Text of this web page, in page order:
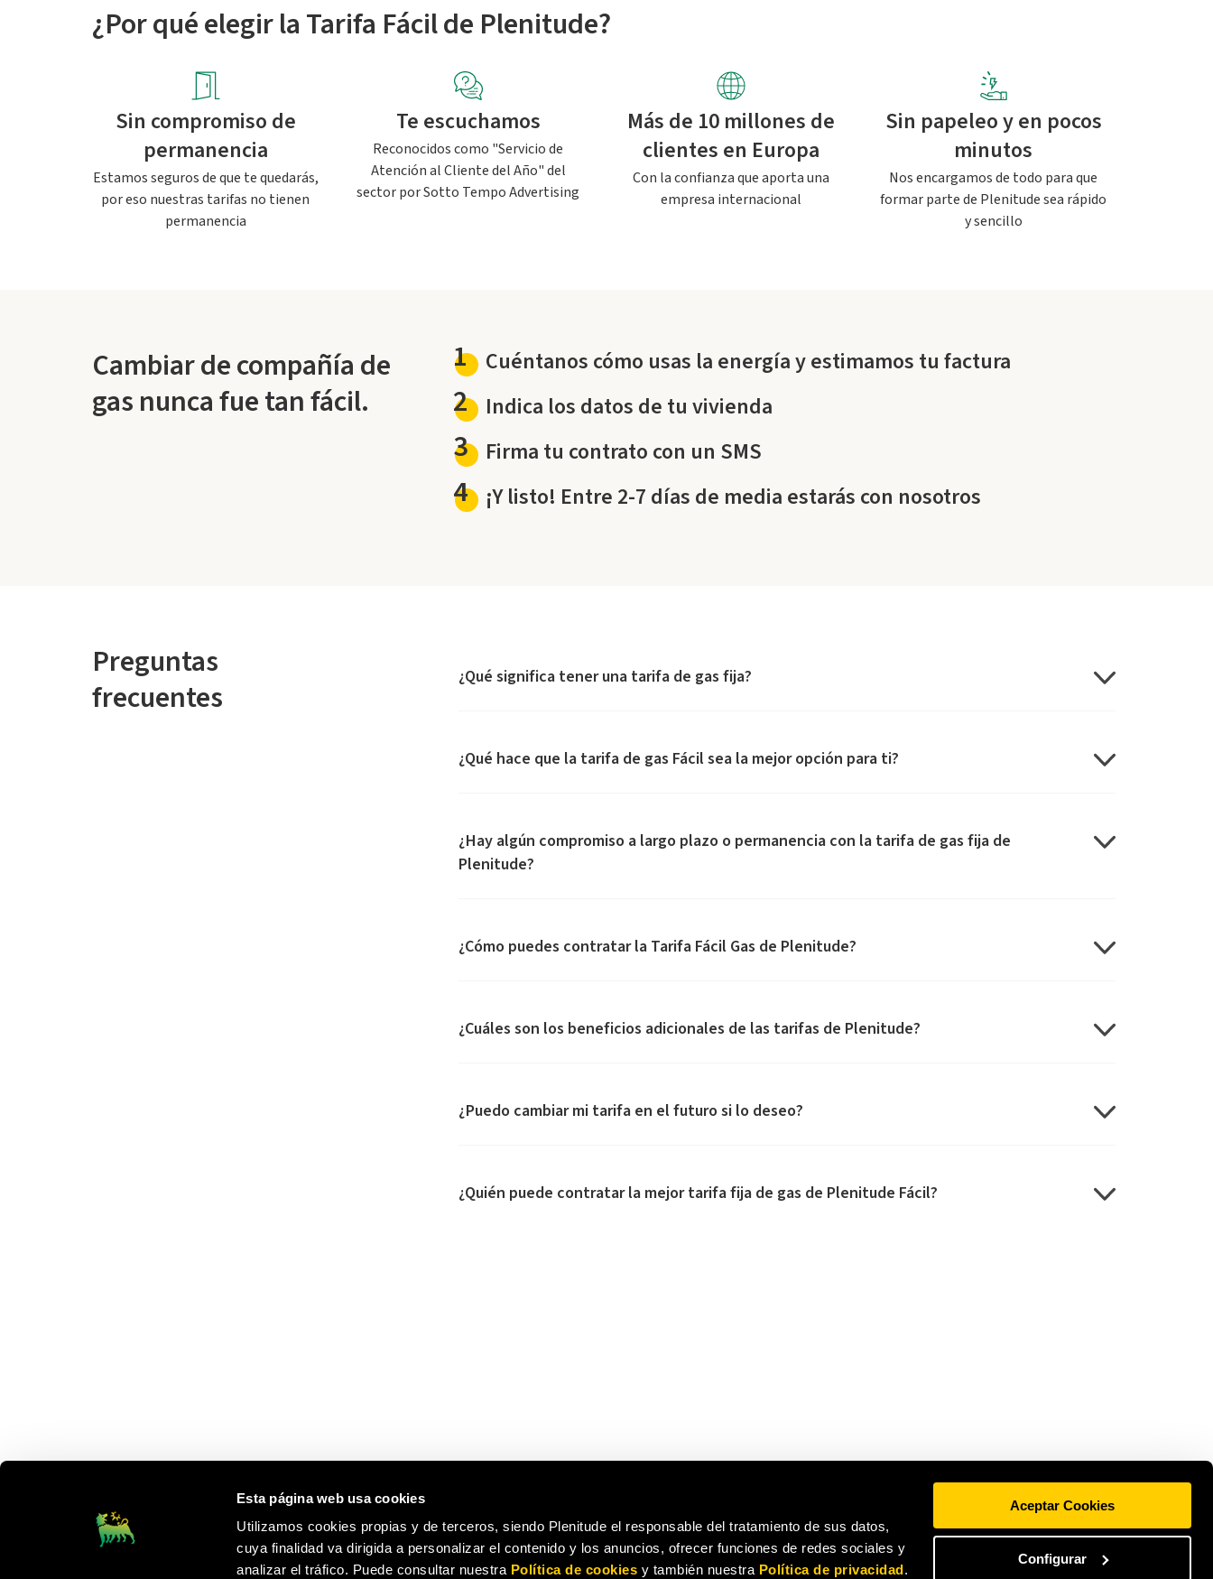
Esta página web usa cookies
Utilizamos cookies propias y de terceros, siendo Plenitude el responsable del tratamiento de sus datos,
cuya finalidad va dirigida a personalizar el contenido y los anuncios, ofrecer funciones de redes sociales y
analizar el tráfico. Puede consultar nuestra Política de cookies y también nuestra Política de privacidad.
Aceptar Cookies
Configurar
¿Por qué elegir la Tarifa Fácil de Plenitude?
Sin compromiso de
permanencia
Estamos seguros de que te quedarás,
por eso nuestras tarifas no tienen
permanencia
Te escuchamos
Reconocidos como "Servicio de
Atención al Cliente del Año" del
sector por Sotto Tempo Advertising
Más de 10 millones de
clientes en Europa
Con la confianza que aporta una
empresa internacional
Sin papeleo y en pocos
minutos
Nos encargamos de todo para que
formar parte de Plenitude sea rápido
y sencillo
Cambiar de compañía de
gas nunca fue tan fácil.
1 Cuéntanos cómo usas la energía y estimamos tu factura
2 Indica los datos de tu vivienda
3 Firma tu contrato con un SMS
4 ¡Y listo! Entre 2-7 días de media estarás con nosotros​
Preguntas
frecuentes
¿Qué significa tener una tarifa de gas fija?
¿Qué hace que la tarifa de gas Fácil sea la mejor opción para ti?
¿Hay algún compromiso a largo plazo o permanencia con la tarifa de gas fija de
Plenitude?
¿Cómo puedes contratar la Tarifa Fácil Gas de Plenitude?
¿Cuáles son los beneficios adicionales de las tarifas de Plenitude?
¿Puedo cambiar mi tarifa en el futuro si lo deseo?
¿Quién puede contratar la mejor tarifa fija de gas de Plenitude Fácil?